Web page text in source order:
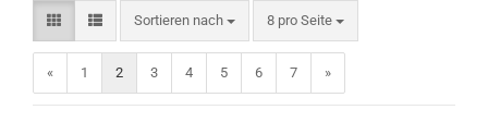
Sortieren nach
Sortieren nach 8 pro Seite
pro Seite
« 1 2 3 4 5 6 7 »